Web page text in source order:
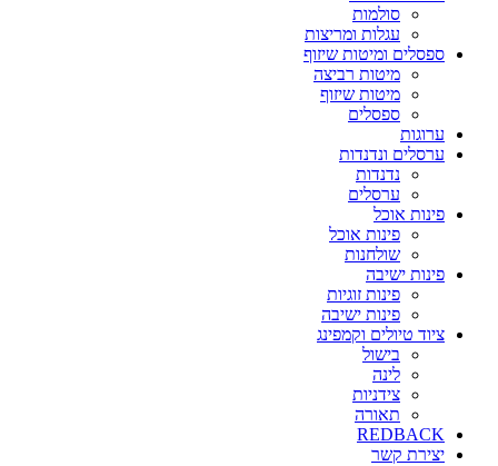
סולמות
עגלות ומריצות
ספסלים ומיטות שיזוף
מיטות רביצה
מיטות שיזוף
ספסלים
ערוגות
ערסלים ונדנדות
נדנדות
ערסלים
פינות אוכל
פינות אוכל
שולחנות
פינות ישיבה
פינות זוגיות
פינות ישיבה
ציוד טיולים וקמפינג
בישול
לינה
צידניות
תאורה
REDBACK
יצירת קשר